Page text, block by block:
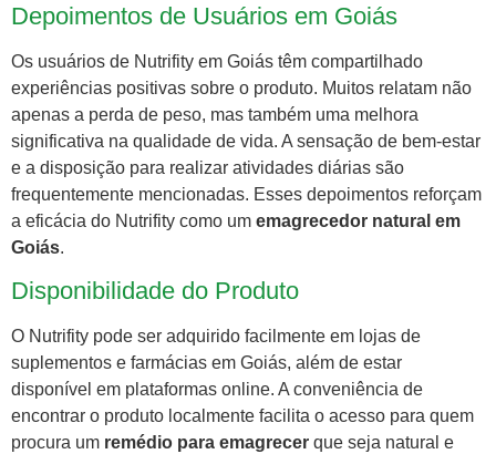
Depoimentos de Usuários em Goiás
Os usuários de Nutrifity em Goiás têm compartilhado
experiências positivas sobre o produto. Muitos relatam não
apenas a perda de peso, mas também uma melhora
significativa na qualidade de vida. A sensação de bem-estar
e a disposição para realizar atividades diárias são
frequentemente mencionadas. Esses depoimentos reforçam
a eficácia do Nutrifity como um emagrecedor natural em
Goiás.
Disponibilidade do Produto
O Nutrifity pode ser adquirido facilmente em lojas de
suplementos e farmácias em Goiás, além de estar
disponível em plataformas online. A conveniência de
encontrar o produto localmente facilita o acesso para quem
procura um remédio para emagrecer que seja natural e